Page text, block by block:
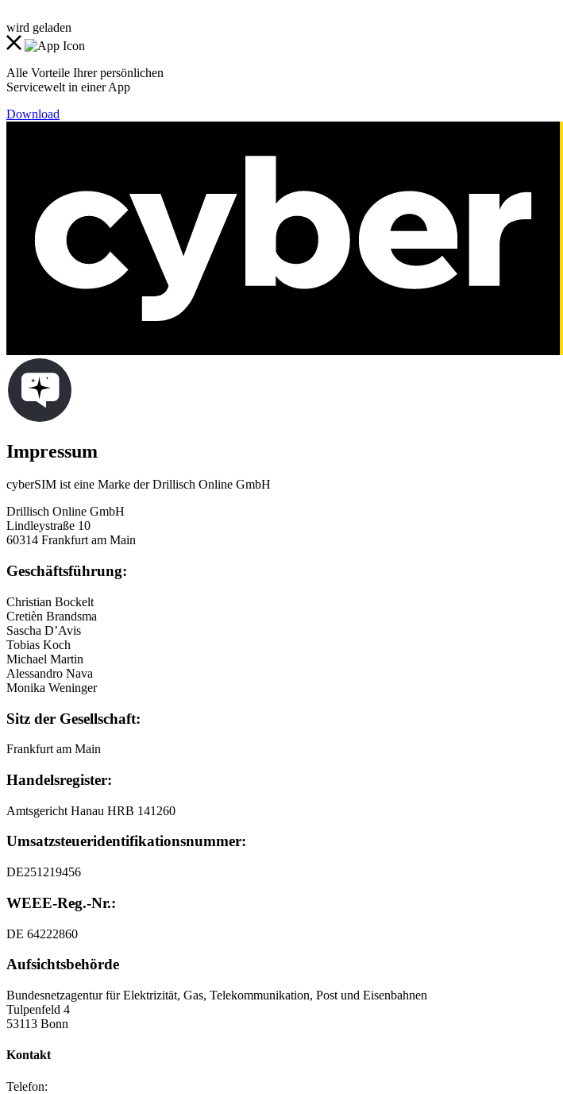
wird geladen
Alle Vorteile Ihrer persönlichen
Servicewelt in einer App
Download
Impressum
cyberSIM ist eine Marke der Drillisch Online GmbH
Drillisch Online GmbH
Lindleystraße 10
60314 Frankfurt am Main
Geschäftsführung:
Christian Bockelt
Cretièn Brandsma
Sascha D’Avis
Tobias Koch
Michael Martin
Alessandro Nava
Monika Weninger
Sitz der Gesellschaft:
Frankfurt am Main
Handelsregister:
Amtsgericht Hanau HRB 141260
Umsatzsteuer­identifikationsnummer:
DE251219456
WEEE-Reg.-Nr.:
DE 64222860
Aufsichtsbehörde
Bundesnetzagentur für Elektrizität, Gas, Telekommunikation, Post und Eisenbahnen
Tulpenfeld 4
53113 Bonn
Kontakt
Telefon: